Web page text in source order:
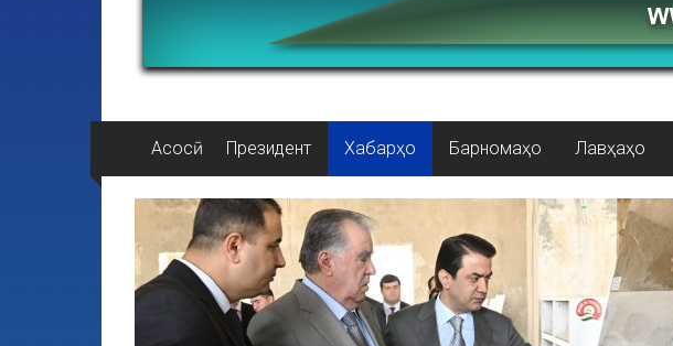
Асосӣ Президент Хабарҳо Барномаҳо Лавҳаҳо